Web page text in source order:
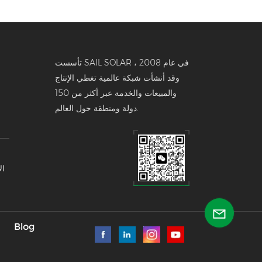
تأسست SAIL SOLAR في عام 2008 ،
وقد أنشأت شبكة عالمية تغطي الإنتاج
والمبيعات والخدمة عبر أكثر من 150
دولة ومنطقة حول العالم.
Blog